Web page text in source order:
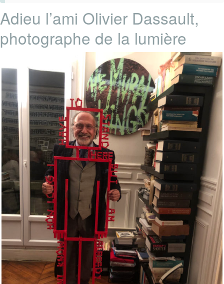
Adieu l’ami Olivier Dassault,
photographe de la lumière